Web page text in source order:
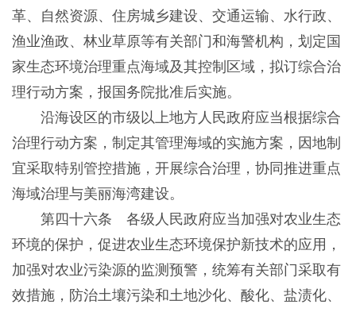
革、自然资源、住房城乡建设、交通运输、水行政、
渔业渔政、林业草原等有关部门和海警机构，划定国
家生态环境治理重点海域及其控制区域，拟订综合治
理行动方案，报国务院批准后实施。
沿海设区的市级以上地方人民政府应当根据综合
治理行动方案，制定其管理海域的实施方案，因地制
宜采取特别管控措施，开展综合治理，协同推进重点
海域治理与美丽海湾建设。
第四十六条 各级人民政府应当加强对农业生态
环境的保护，促进农业生态环境保护新技术的应用，
加强对农业污染源的监测预警，统筹有关部门采取有
效措施，防治土壤污染和土地沙化、酸化、盐渍化、